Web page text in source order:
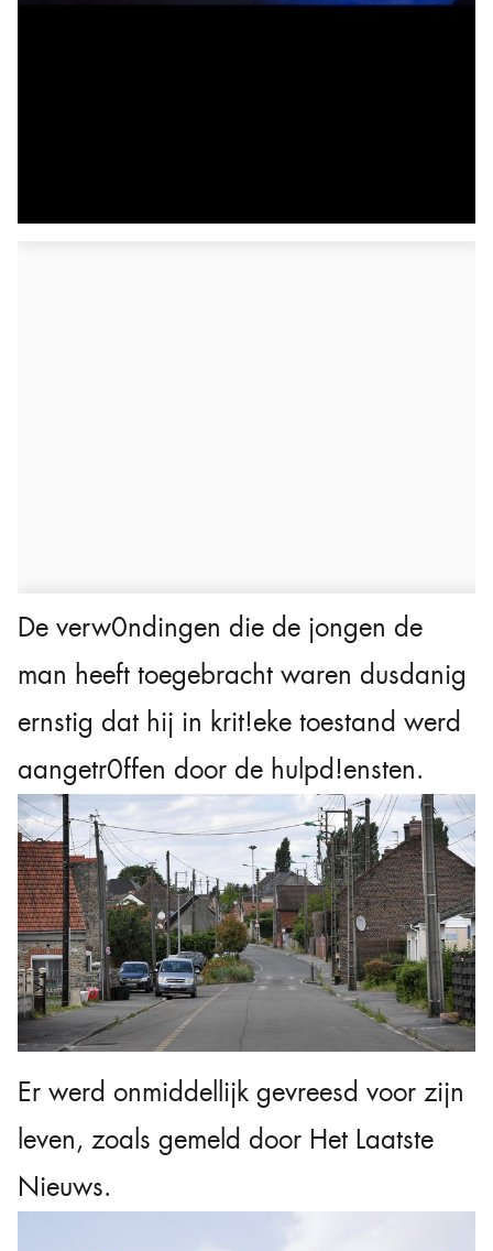
De verw0ndingen die de jongen de
man heeft toegebracht waren dusdanig
ernstig dat hij in krit!eke toestand werd
aangetr0ffen door de hulpd!ensten.
Er werd onmiddellijk gevreesd voor zijn
leven, zoals gemeld door Het Laatste
Nieuws.